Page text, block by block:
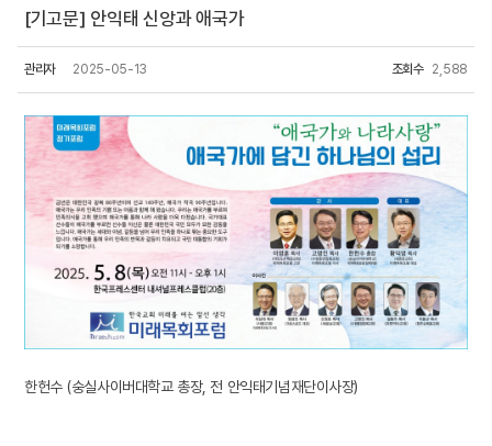
[기고문] 안익태 신앙과 애국가
관리자 2025-05-13 조회수 2,588
한헌수 (숭실사이버대학교 총장, 전 안익태기념재단이사장)